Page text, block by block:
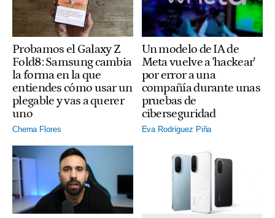
Probamos el Galaxy Z
Fold8: Samsung cambia
la forma en la que
entiendes cómo usar un
plegable y vas a querer
uno
Chema Flores
Un modelo de IA de
Meta vuelve a 'hackear'
por error a una
compañía durante unas
pruebas de
ciberseguridad
Eva Rodríguez Piña